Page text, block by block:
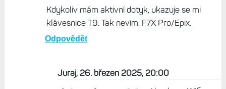
Kdykoliv mám aktivní dotyk, ukazuje se mi
klávesnice T9. Tak nevím. F7X Pro/Epix.
Odpovědět
Juraj, 26. březen 2025, 20:00